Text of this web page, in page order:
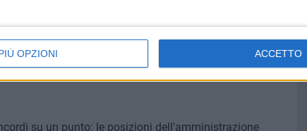
OPZIONI ACCETTO
Grazie alle sue ammissioni le speranze per i nostri
a Nitti confermare o rivedere le sue ipotesi di reato a
ricorda Mastro - è prevista il 5 novembre, in una
chiamati ancora a brevi repliche il 19 dello
dovrebbe emettere la sentenza, a meno di un ulteriore
su un punto: le posizioni dell'amministrazione